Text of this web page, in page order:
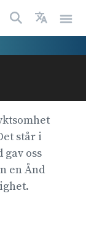
står i
gav oss
en Ånd